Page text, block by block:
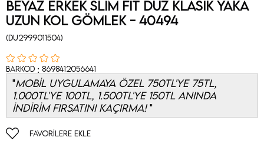
Beyaz Erkek Slim Fit Düz Klasik Yaka
Uzun Kol Gömlek - 40494
(DU2999011504)
Barkod : 8698412056641
MOBİL UYGULAMAYA ÖZEL 750TL'YE 75TL,
1.000TL'YE 100TL, 1.500TL'YE 150TL ANINDA
İNDİRİM FIRSATINI KAÇIRMA!
FAVORILERE EKLE